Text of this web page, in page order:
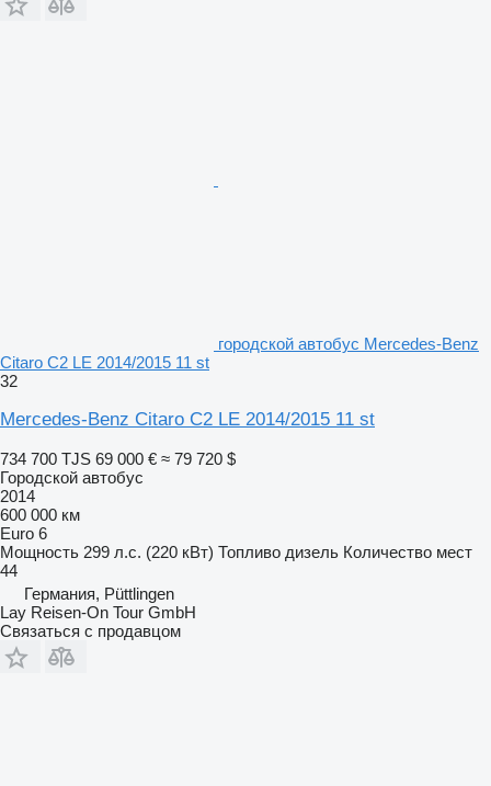
городской автобус Mercedes-Benz
Citaro C2 LE 2014/2015 11 st
32
Mercedes-Benz Citaro C2 LE 2014/2015 11 st
734 700 TJS 69 000 € ≈ 79 720 $
Городской автобус
2014
600 000 км
Euro 6
Мощность 299 л.с. (220 кВт) Топливо дизель Количество мест
44
Германия, Püttlingen
Lay Reisen-On Tour GmbH
Связаться с продавцом